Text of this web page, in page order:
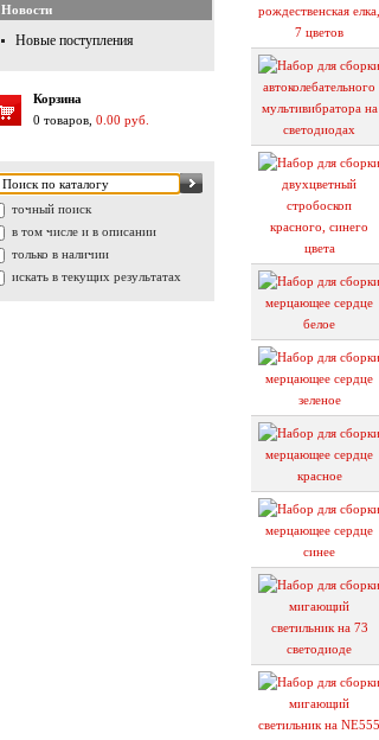
Новости
Новые поступления
Корзина
0 товаров, 0.00 руб.
точный поиск
в том числе и в описании
только в наличии
искать в текущих результатах